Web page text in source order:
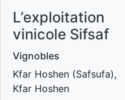
L’exploitation
vinicole Sifsaf
Vignobles
Kfar Hoshen (Safsufa),
Kfar Hoshen